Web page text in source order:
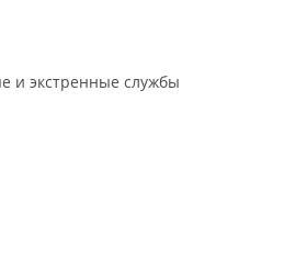
и экстренные службы